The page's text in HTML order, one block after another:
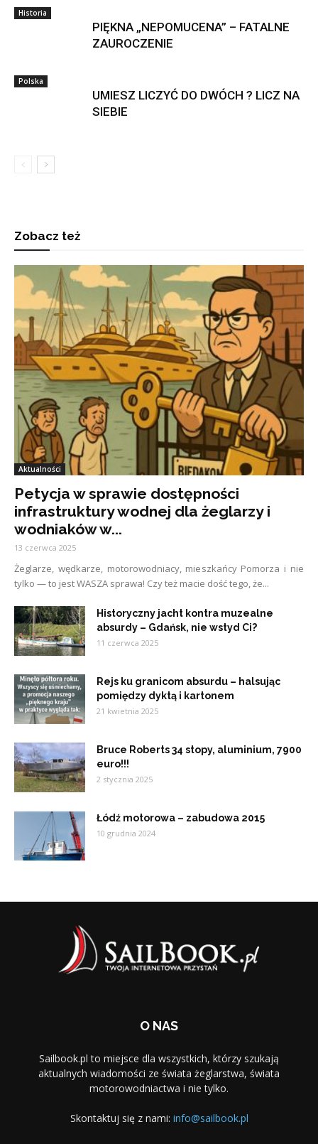
Historia
PIĘKNA „NEPOMUCENA” – FATALNE
ZAUROCZENIE
Polska
UMIESZ LICZYĆ DO DWÓCH ? LICZ NA
SIEBIE
Zobacz też
Aktualności
Petycja w sprawie dostępności
infrastruktury wodnej dla żeglarzy i
wodniaków w...
13 czerwca 2025
Żeglarze, wędkarze, motorowodniacy, mieszkańcy Pomorza i nie
tylko — to jest WASZA sprawa! Czy też macie dość tego, że...
Historyczny jacht kontra muzealne
absurdy – Gdańsk, nie wstyd Ci?
11 czerwca 2025
Rejs ku granicom absurdu – halsując
pomiędzy dyktą i kartonem
21 kwietnia 2025
Bruce Roberts 34 stopy, aluminium, 7900
euro!!!
2 stycznia 2025
Łódź motorowa – zabudowa 2015
10 grudnia 2024
O NAS
Sailbook.pl to miejsce dla wszystkich, którzy szukają
aktualnych wiadomości ze świata żeglarstwa, świata
motorowodniactwa i nie tylko.
Skontaktuj się z nami: info@sailbook.pl